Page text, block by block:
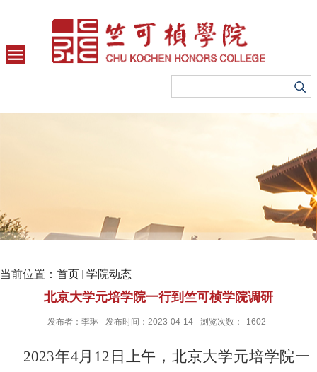
当前位置： 首页 学院动态
北京大学元培学院一行到竺可桢学院调研
发布者：李琳 发布时间：2023-04-14 浏览次数： 1602
2023年4月 12 日上午，北京大学元培学院一